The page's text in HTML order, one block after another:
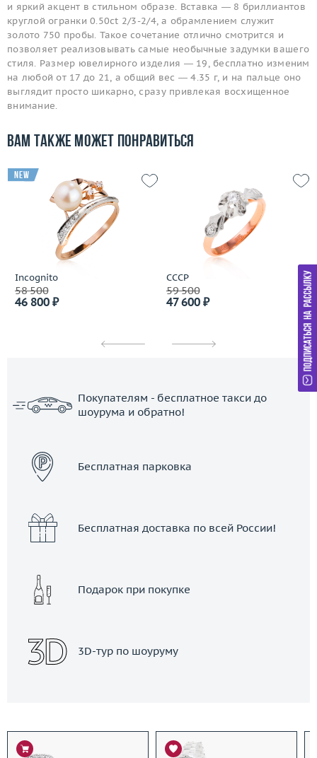
и яркий акцент в стильном образе. Вставка — 8 бриллиантов
круглой огранки 0.50ct 2/3-2/4, а обрамлением служит
золото 750 пробы. Такое сочетание отлично смотрится и
позволяет реализовывать самые необычные задумки вашего
стиля. Размер ювелирного изделия — 19, бесплатно изменим
на любой от 17 до 21, а общий вес — 4.35 г, и на пальце оно
выглядит просто шикарно, сразу привлекая восхищенное
внимание.
Вам также может понравиться
Incognito
58 500
46 800 ₽
new
СССР
59 500
47 600 ₽
Покупателям - бесплатное такси до
шоурума и обратно!
Бесплатная парковка
Бесплатная доставка по всей России!
Подарок при покупке
3D-тур по шоуруму